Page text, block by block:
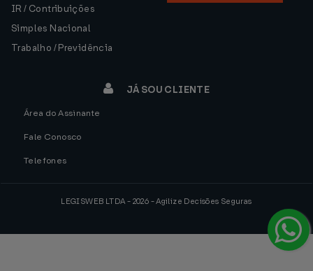
IR / Contribuições
Simples Nacional
Trabalho / Previdência
JÁ SOU CLIENTE
Área do Assinante
Fale Conosco
Telefones
LEGISWEB LTDA - 2026 - Agilize Decisões Seguras